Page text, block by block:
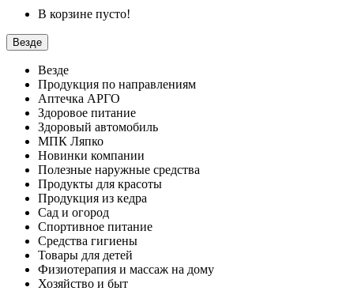
В корзине пусто!
Везде
Везде
Продукция по направлениям
Аптечка АРГО
Здоровое питание
Здоровый автомобиль
МПК Ляпко
Новинки компании
Полезные наружные средства
Продукты для красоты
Продукция из кедра
Сад и огород
Спортивное питание
Средства гигиены
Товары для детей
Физиотерапия и массаж на дому
Хозяйство и быт